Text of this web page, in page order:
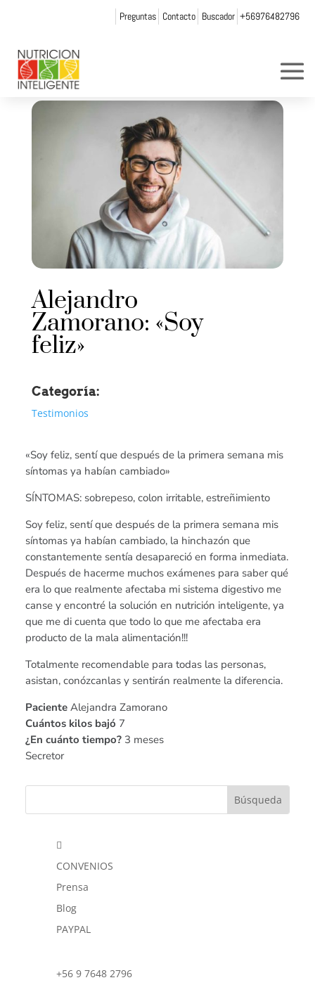
Preguntas Contacto Buscador +56976482796
Alejandro
Zamorano: «Soy
feliz»
Categoría:
Testimonios
«Soy feliz, sentí que después de la primera semana mis
síntomas ya habían cambiado»
SÍNTOMAS: sobrepeso, colon irritable, estreñimiento
Soy feliz, sentí que después de la primera semana mis
síntomas ya habían cambiado, la hinchazón que
constantemente sentía desapareció en forma inmediata.
Después de hacerme muchos exámenes para saber qué
era lo que realmente afectaba mi sistema digestivo me
canse y encontré la solución en nutrición inteligente, ya
que me di cuenta que todo lo que me afectaba era
producto de la mala alimentación!!!
Totalmente recomendable para todas las personas,
asistan, conózcanlas y sentirán realmente la diferencia.
Paciente Alejandra Zamorano
Cuántos kilos bajó 7
¿En cuánto tiempo? 3 meses
Secretor

CONVENIOS
Prensa
Blog
PAYPAL
+56 9 7648 2796